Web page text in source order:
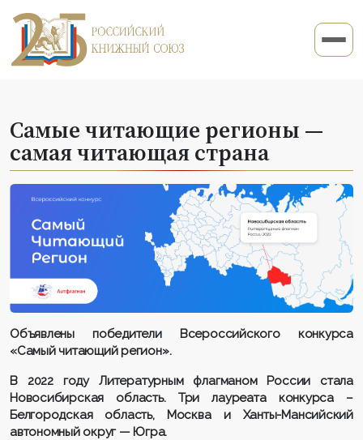
Самые читающие регионы —
самая читающая страна
Объявлены победители Всероссийского конкурса
«Самый читающий регион».
В 2022 году Литературным флагманом России стала
Новосибирская область. Три лауреата конкурса –
Белгородская область, Москва и Ханты-Мансийский
автономный округ — Югра.